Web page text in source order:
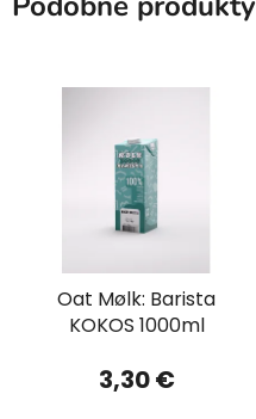
Oat Mølk: Barista
KOKOS 1000ml
3,30 €